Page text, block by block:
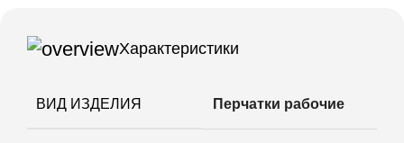
Характеристики
ВИД ИЗДЕЛИЯ Перчатки рабочие